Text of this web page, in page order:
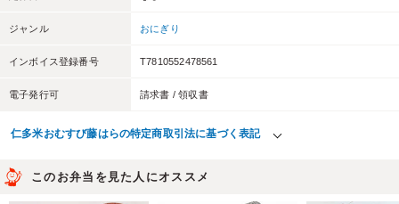
ジャンル おにぎり
インボイス登録番号 T7810552478561
電子発行可 請求書 / 領収書
仁多米おむすび藤はらの特定商取引法に基づく表記
このお弁当を見た人にオススメ